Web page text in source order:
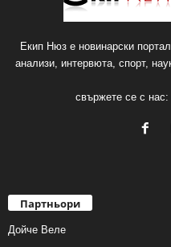
Екип Нюз е новинарски
анализи, интервюта, спорт,
свържете се с нас:
Партньори
Дойче Веле